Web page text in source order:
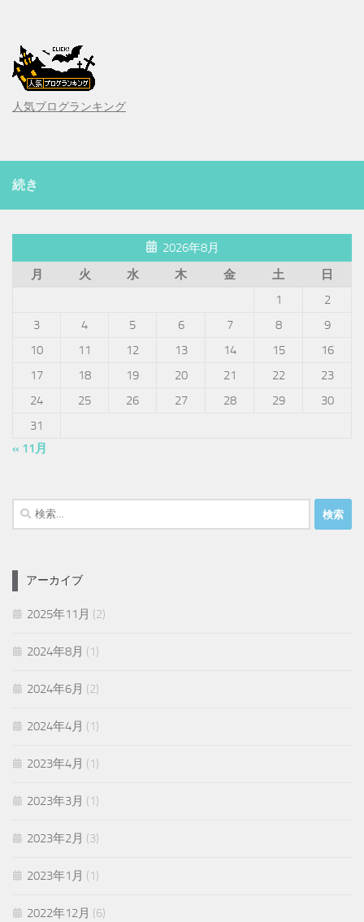
人気ブログランキング
続き
2026年8月
月
火 水 木 金 土
日
1
2
3
4 5 6 7 8
9
10
11 12 13 14 15
16
17
18 19 20 21 22
23
24
25 26 27 28 29
30
31
« 11月
検
索:
アーカイブ
2025年11月 (2)
2024年8月 (1)
2024年6月 (2)
2024年4月 (1)
2023年4月 (1)
2023年3月 (1)
2023年2月 (3)
2023年1月 (1)
2022年12月 (6)